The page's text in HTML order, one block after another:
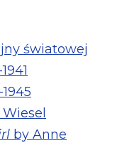
światowej
by Anne